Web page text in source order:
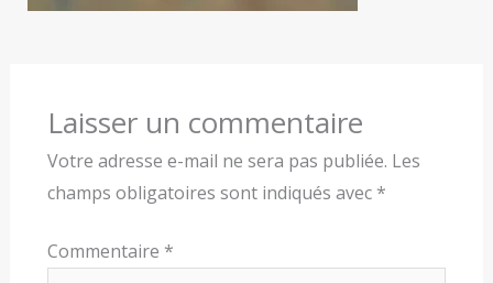
Laisser un commentaire
Votre adresse e-mail ne sera pas publiée. Les
champs obligatoires sont indiqués avec *
Commentaire *